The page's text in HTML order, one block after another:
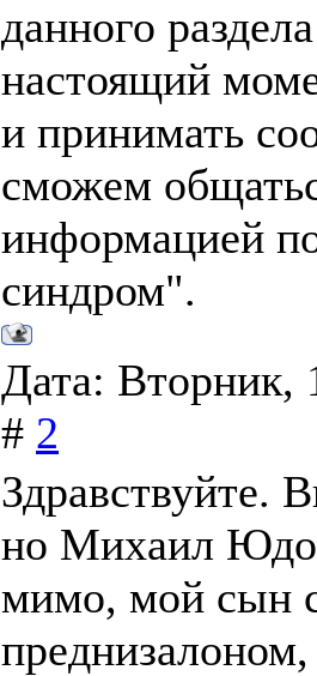
данного
настоящий
и принимать
сможем
информацией
синдром".
Дата: Вторник,
# 2
Здравствуйте.
но Михаил
мимо, мой сын